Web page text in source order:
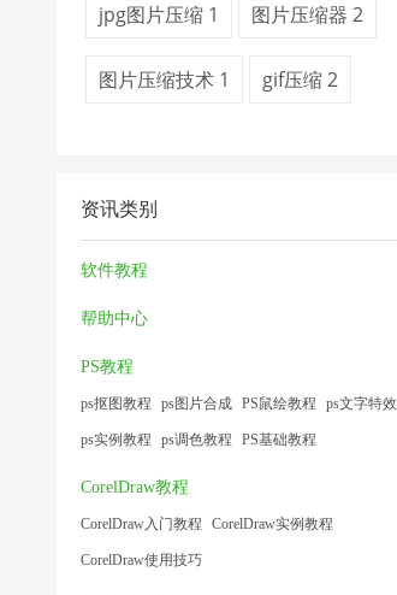
jpg图片压缩 1 图片压缩器 2
图片压缩技术 1 gif压缩2
资讯类别
软件教程
帮助中心
PS教程
ps抠图教程 ps图片合成 PS鼠绘教程 ps文字特效
ps实例教程 ps调色教程 PS基础教程
CorelDraw教程
CorelDraw入门教程 CorelDraw实例教程
CorelDraw使用技巧